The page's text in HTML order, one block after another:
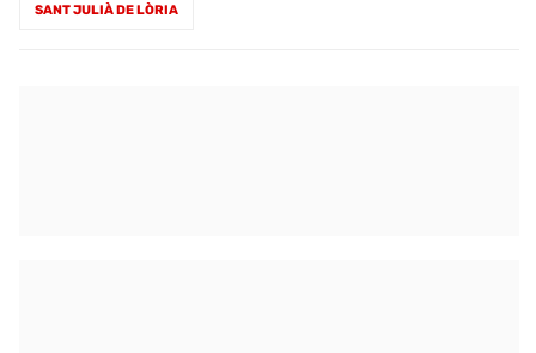
SANT JULIÀ DE LÒRIA